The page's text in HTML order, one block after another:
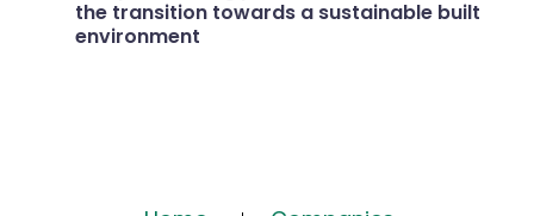
the transition towards a sustainable built
environment